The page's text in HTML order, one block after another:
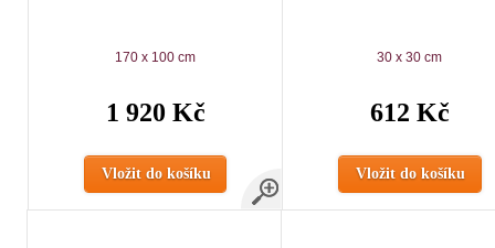
170 x 100 cm
1 920 Kč
Vložit do košíku
30 x 30 cm
612 Kč
Vložit do košíku